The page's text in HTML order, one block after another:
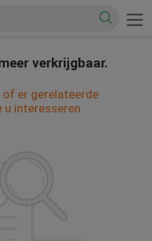
verkrijgbaar.
of er gerelateerde
interesseren.